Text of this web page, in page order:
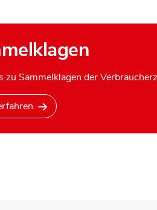
zu Sammelklagen der